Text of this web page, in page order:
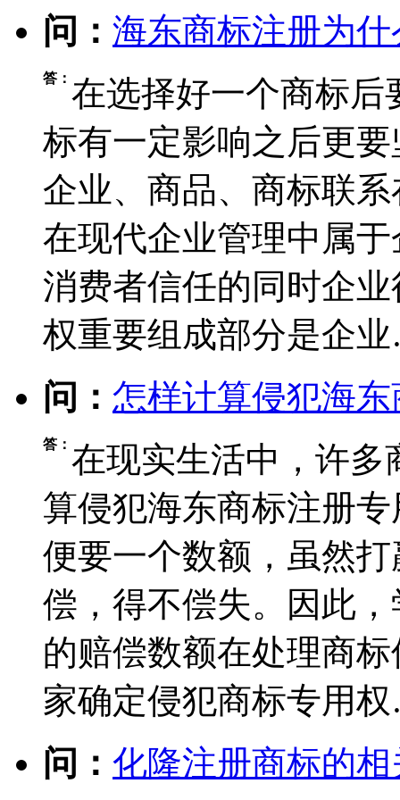
问： 海东商标注册为
答： 在选择好一个商标后
标有一定影响之后更
企业、商品、商标联
在现代企业管理中属
消费者信任的同时企
权重要组成部分是企
问： 怎样计算侵犯海
答： 在现实生活中，许多
算侵犯海东商标注册
便要一个数额，虽然
偿，得不偿失。因此
的赔偿数额在处理商
家确定侵犯商标专用
问： 化隆注册商标的